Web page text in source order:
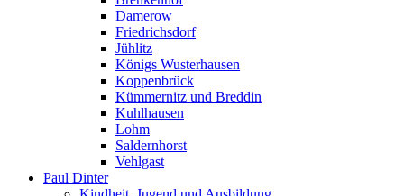
Damerow
Friedrichsdorf
Jühlitz
Königs Wusterhausen
Koppenbrück
Kümmernitz und Breddin
Kuhlhausen
Lohm
Saldernhorst
Vehlgast
Paul Dinter